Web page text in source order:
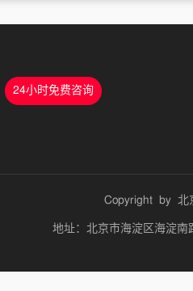
24小时免费咨询
Copyright by 北
地址：北京市海淀区海淀